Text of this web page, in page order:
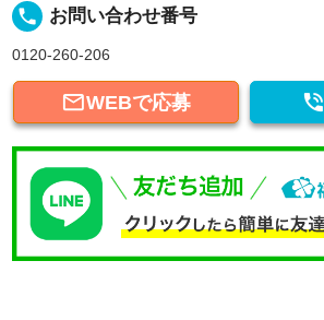
local_phone お問い合わせ番号
0120-260-206
WEBで応募 